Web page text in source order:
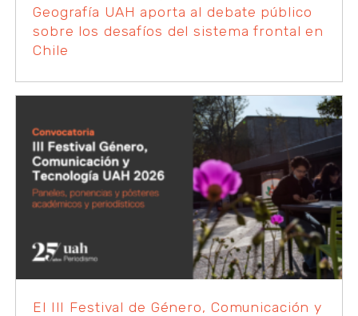
Geografía UAH aporta al debate público
sobre los desafíos del sistema frontal en
Chile
El III Festival de Género, Comunicación y